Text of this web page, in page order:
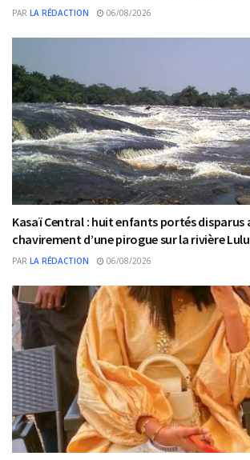
PAR LA RÉDACTION 06/08/2026
Kasaï Central : huit enfants portés disparus
chavirement d’une pirogue sur la rivière
PAR LA RÉDACTION 06/08/2026